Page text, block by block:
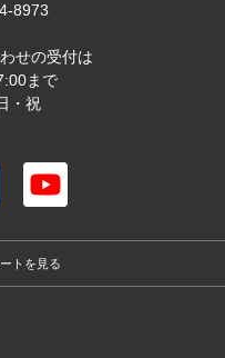
8973
せの受付は
まで
・祝
トを見る